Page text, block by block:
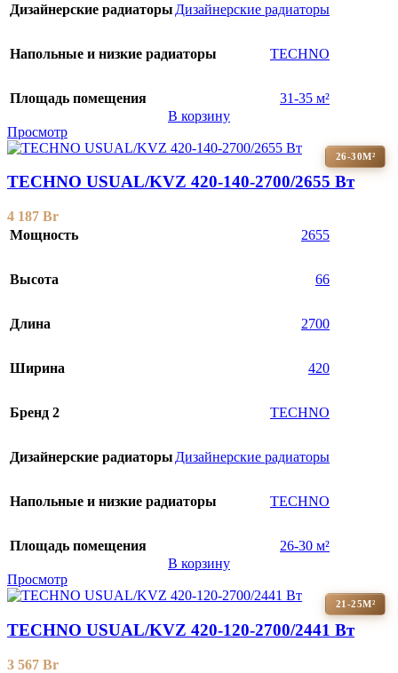
Дизайнерские радиаторы Дизайнерские радиаторы
Напольные и низкие радиаторы TECHNO
Площадь помещения
31-35 м²
В корзину
Просмотр
26-30М²
TECHNO USUAL/KVZ 420-140-2700/2655 Вт
4 187 Br
Мощность
2655
Высота 66
Длина 2700
Ширина 420
Бренд 2 TECHNO
Дизайнерские радиаторы Дизайнерские радиаторы
Напольные и низкие радиаторы TECHNO
Площадь помещения
26-30 м²
В корзину
Просмотр
21-25М²
TECHNO USUAL/KVZ 420-120-2700/2441 Вт
3 567 Br